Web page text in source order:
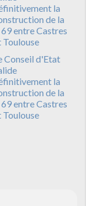
Conseil d'Etat
la
de la
entre Castres
Toulouse